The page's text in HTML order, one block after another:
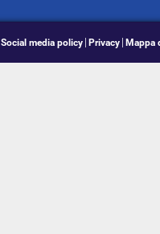
Social media policy Privacy Mappa